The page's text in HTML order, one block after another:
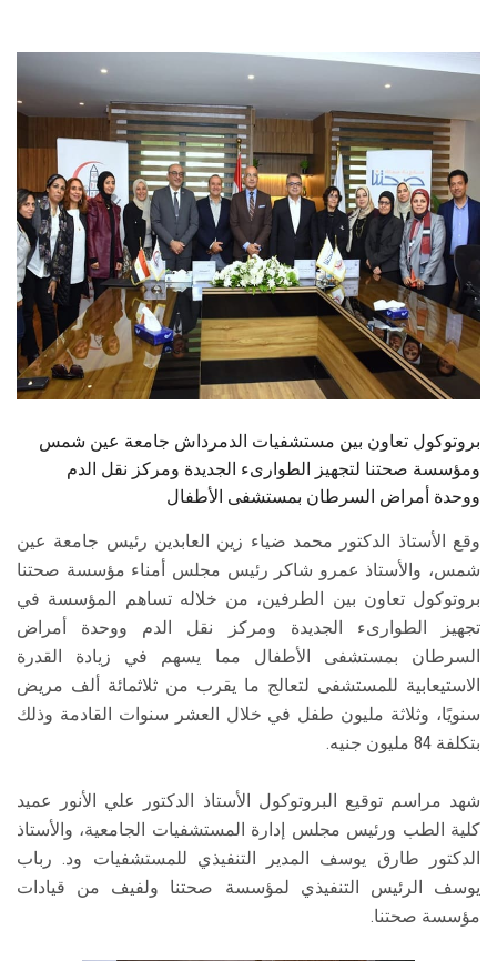
الدراسات العليا
الخريجين
الموظفون
الزائـرون
سجل الان
بروتوكول تعاون بين مستشفيات الدمرداش جامعة عين شمس
ومؤسسة صحتنا لتجهيز الطوارىء الجديدة ومركز نقل الدم
ووحدة أمراض السرطان بمستشفى الأطفال
وقع الأستاذ الدكتور محمد ضياء زين العابدين رئيس جامعة عين
شمس، والأستاذ عمرو شاكر رئيس مجلس أمناء مؤسسة صحتنا
بروتوكول تعاون بين الطرفين، من خلاله تساهم المؤسسة في
تجهيز الطوارىء الجديدة ومركز نقل الدم ووحدة أمراض
السرطان بمستشفى الأطفال مما يسهم في زيادة القدرة
الاستيعابية للمستشفى لتعالج ما يقرب من ثلاثمائة ألف مريض
سنويًا، وثلاثة مليون طفل في خلال العشر سنوات القادمة وذلك
بتكلفة 84 مليون جنيه.
شهد مراسم توقيع البروتوكول الأستاذ الدكتور علي الأنور عميد
كلية الطب ورئيس مجلس إدارة المستشفيات الجامعية، والأستاذ
الدكتور طارق يوسف المدير التنفيذي للمستشفيات ود. رباب
يوسف الرئيس التنفيذي لمؤسسة صحتنا ولفيف من قيادات
مؤسسة صحتنا.